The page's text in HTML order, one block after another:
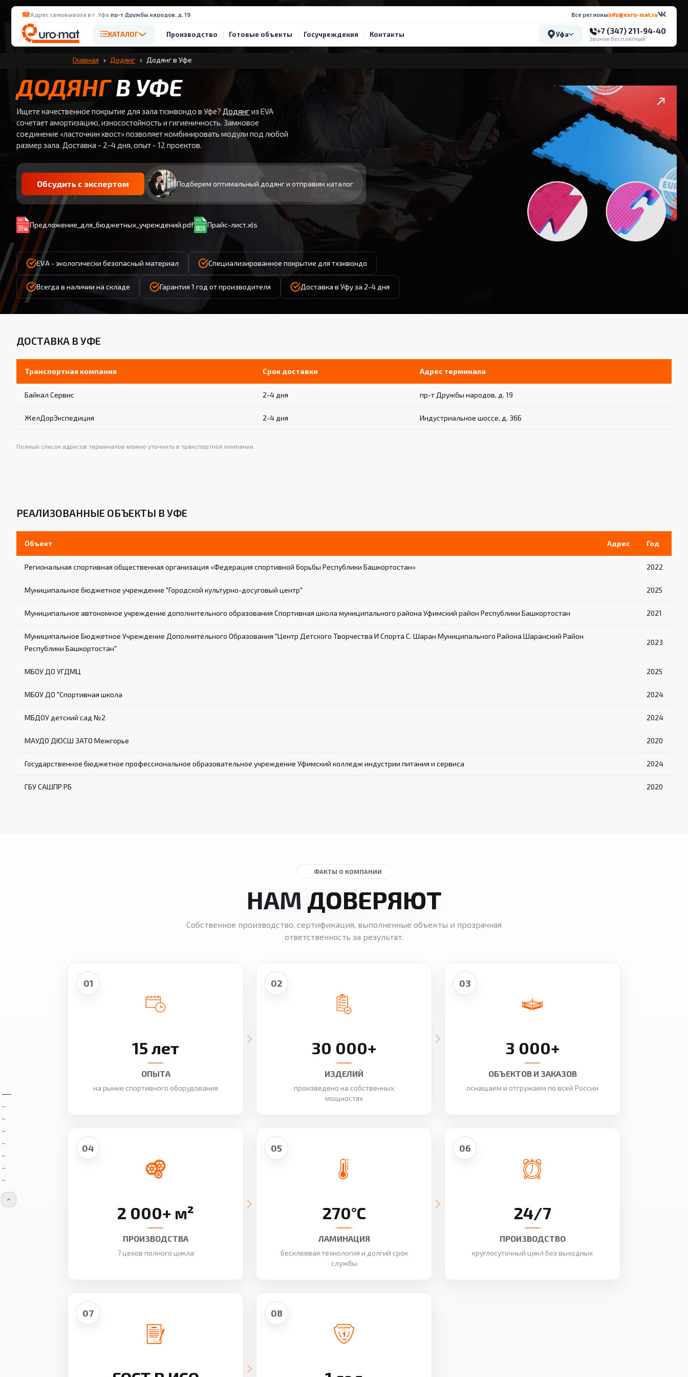
Адрес самовывоза в г. Уфа:пр-т Дружбы народов, д. 19 Все регионыinfo@euro-mat.ru
КАТАЛОГ Производство Готовые объекты Госучреждения Контакты Уфа +7 (347) 211-94-40
Звонок бесплатный
Главная Додянг Додянг в Уфе
ДОДЯНГВ УФЕ
Ищете качественное покрытие для зала тхэквондо в Уфе? Додянгиз EVA
сочетает амортизацию, износостойкость и гигиеничность. Замковое
соединение «ласточкин хвост» позволяет комбинировать модули под любой
размер зала. Доставка - 2-4 дня, опыт - 12 проектов.
Обсудить с экспертом Подберем оптимальный додянг и отправим каталог
Предложение_для_бюджетных_учреждений.pdf Прайс-лист.xls
EVA - экологически безопасный материал Специализированное покрытие для тхэквондо
Всегда в наличии на складе Гарантия 1 год от производителя Доставка в Уфу за 2-4 дня
ДОСТАВКА В УФЕ
Транспортная компания Срок доставки Адрес терминала
Байкал Сервис 2-4 дня пр-т Дружбы народов, д. 19
ЖелДорЭкспедиция 2-4 дня Индустриальное шоссе, д. 36Б
Полный список адресов терминалов можно уточнить в транспортной компании.
РЕАЛИЗОВАННЫЕ ОБЪЕКТЫ В УФЕ
Объект Адрес Год
Региональная спортивная общественная организация «Федерация спортивной борьбы Республики Башкортостан» 2022
Муниципальное бюджетное учреждение "Городской культурно-досуговый центр" 2025
Муниципальное автономное учреждение дополнительного образования Спортивная школа муниципального района Уфимский район Республики Башкортостан 2021
Муниципальное Бюджетное Учреждение Дополнительного Образования "Центр Детского Творчества И Спорта С. Шаран Муниципального Района Шаранский Район
Республики Башкортостан"
2023
МБОУ ДО УГДМЦ 2025
МБОУ ДО "Спортивная школа 2024
МБДОУ детский сад №2 2024
МАУДО ДЮСШ ЗАТО Межгорье 2020
Государственное бюджетное профессиональное образовательное учреждение Уфимский колледж индустрии питания и сервиса 2024
ГБУ САШПР РБ 2020
ФАКТЫ О КОМПАНИИ
НАМ ДОВЕРЯЮТ
Собственное производство, сертификация, выполненные объекты и прозрачная
ответственность за результат.
01
15 лет
ОПЫТА
на рынке спортивного оборудования
02
30 000+
ИЗДЕЛИЙ
произведено на собственных
мощностях
03
3 000+
ОБЪЕКТОВ И ЗАКАЗОВ
оснащаем и отгружаем по всей России
04
2 000+ м²
ПРОИЗВОДСТВА
7 цехов полного цикла
05
270°C
ЛАМИНАЦИЯ
бесклеевая технология и долгий срок
службы
06
24/7
ПРОИЗВОДСТВО
круглосуточный цикл без выходных
07 08